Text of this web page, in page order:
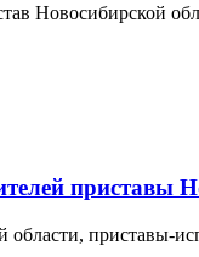
Новосибирской
приставы
приставы-